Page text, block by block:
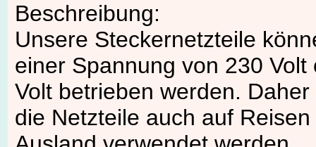
Beschreibung:
Unsere Steckernetzteile
einer Spannung von 230 Volt
Volt betrieben werden.
die Netzteile auch auf Reisen